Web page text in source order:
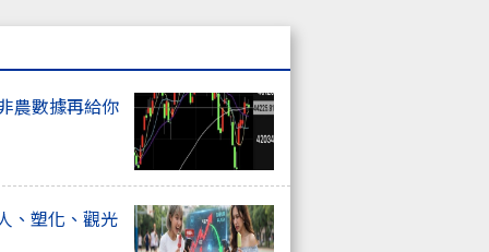
農數據再給你
、塑化、觀光